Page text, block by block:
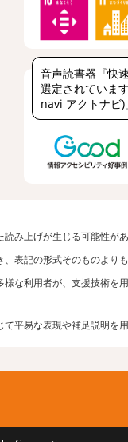
音声読書器『快
選定されていま
navi アクトナビ)
み上げが生じる可能性があ
記の形式そのものより
な利用者が、支援技術
平易な表現や補足説明を